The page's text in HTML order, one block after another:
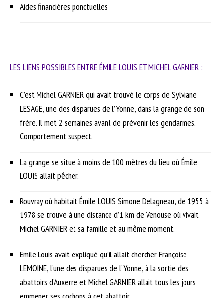
Aides financières ponctuelles
LES LIENS POSSIBLES ENTRE ÉMILE LOUIS ET MICHEL GARNIER :
C’est Michel GARNIER qui avait trouvé le corps de Sylviane
LESAGE, une des disparues de l’Yonne, dans la grange de son
frère. Il met 2 semaines avant de prévenir les gendarmes.
Comportement suspect.
La grange se situe à moins de 100 mètres du lieu où Émile
LOUIS allait pêcher.
Rouvray où habitait Émile LOUIS Simone Delagneau, de 1955 à
1978 se trouve à une distance d’1 km de Venouse où vivait
Michel GARNIER et sa famille et au même moment.
Emile Louis avait expliqué qu’il allait chercher Françoise
LEMOINE, l’une des disparues de l’Yonne, à la sortie des
abattoirs d’Auxerre et Michel GARNIER allait tous les jours